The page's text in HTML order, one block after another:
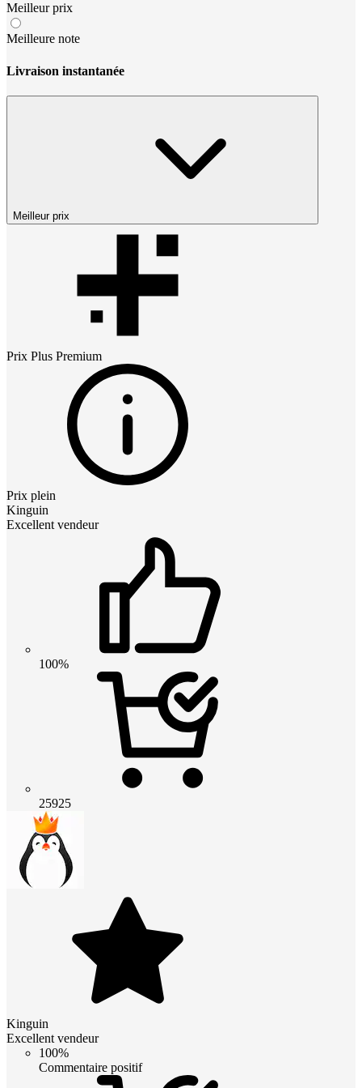
Meilleur prix
Meilleure note
Livraison instantanée
Meilleur prix
Prix Plus Premium
Prix plein
Kinguin
Excellent vendeur
100%
25925
Kinguin
Excellent vendeur
100%
Commentaire positif